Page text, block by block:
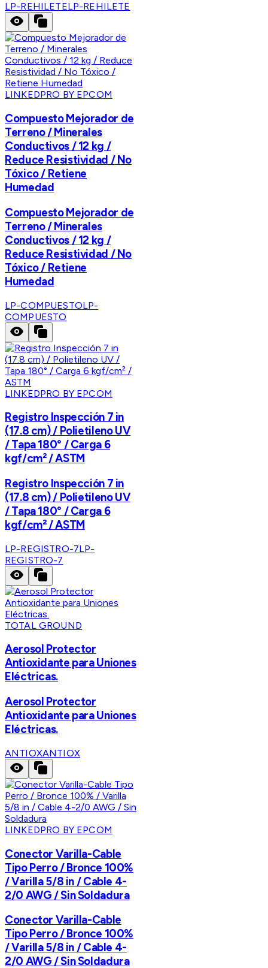
LP-REHILETELP-REHILETE
LINKEDPRO BY EPCOM
Compuesto Mejorador de
Terreno / Minerales
Conductivos / 12 kg /
Reduce Resistividad / No
Tóxico / Retiene
Humedad
Compuesto Mejorador de
Terreno / Minerales
Conductivos / 12 kg /
Reduce Resistividad / No
Tóxico / Retiene
Humedad
LP-COMPUESTOLP-
COMPUESTO
LINKEDPRO BY EPCOM
Registro Inspección 7 in
(17.8 cm) / Polietileno UV
/ Tapa 180° / Carga 6
kgf/cm² / ASTM
Registro Inspección 7 in
(17.8 cm) / Polietileno UV
/ Tapa 180° / Carga 6
kgf/cm² / ASTM
LP-REGISTRO-7LP-
REGISTRO-7
TOTAL GROUND
Aerosol Protector
Antioxidante para Uniones
Eléctricas.
Aerosol Protector
Antioxidante para Uniones
Eléctricas.
ANTIOXANTIOX
LINKEDPRO BY EPCOM
Conector Varilla-Cable
Tipo Perro / Bronce 100%
/ Varilla 5/8 in / Cable 4-
2/0 AWG / Sin Soldadura
Conector Varilla-Cable
Tipo Perro / Bronce 100%
/ Varilla 5/8 in / Cable 4-
2/0 AWG / Sin Soldadura